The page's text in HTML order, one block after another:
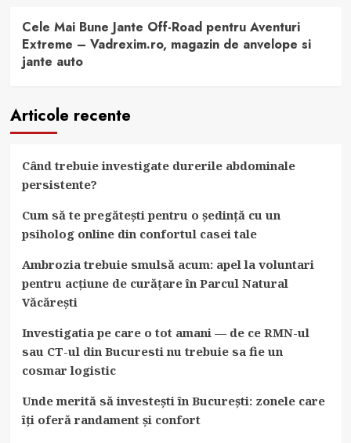
Cele Mai Bune Jante Off-Road pentru Aventuri
Extreme – Vadrexim.ro, magazin de anvelope si
jante auto
Articole recente
Când trebuie investigate durerile abdominale
persistente?
Cum să te pregătești pentru o ședință cu un
psiholog online din confortul casei tale
Ambrozia trebuie smulsă acum: apel la voluntari
pentru acțiune de curățare în Parcul Natural
Văcărești
Investigatia pe care o tot amani — de ce RMN-ul
sau CT-ul din Bucuresti nu trebuie sa fie un
cosmar logistic
Unde merită să investești în București: zonele care
îți oferă randament și confort